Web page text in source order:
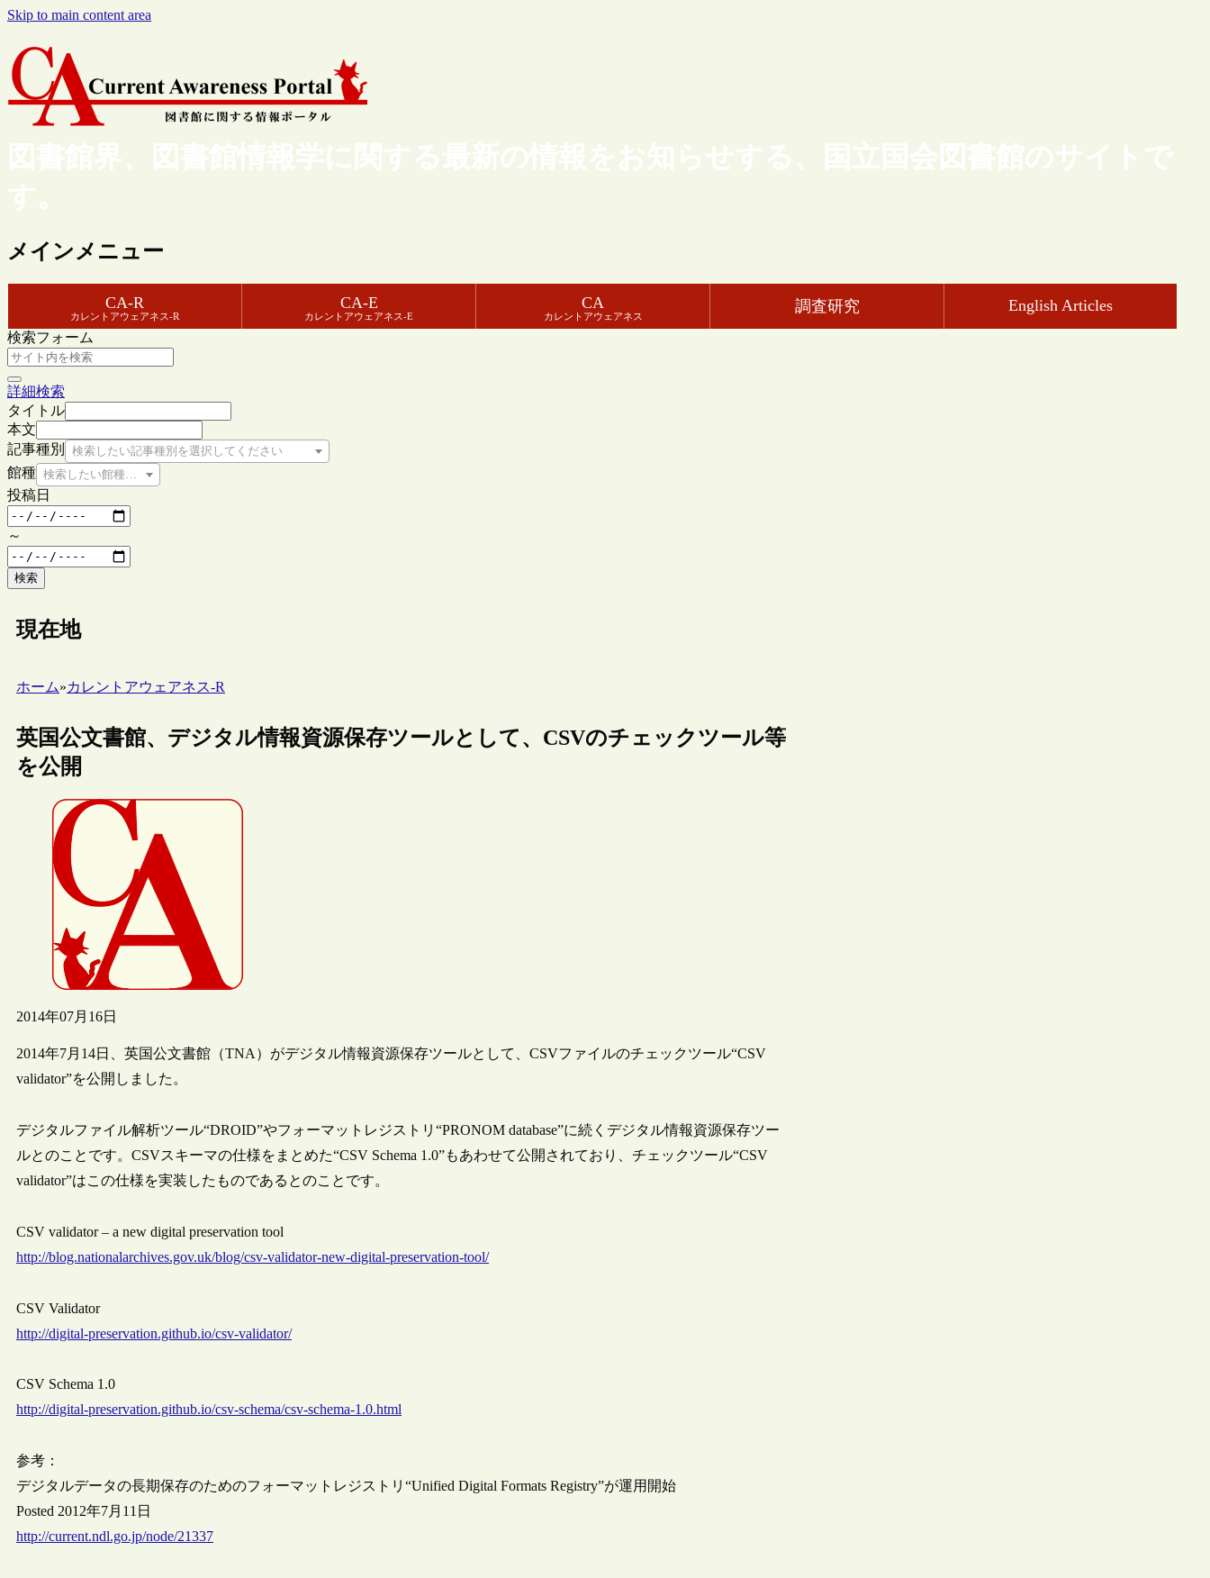
Skip to main content area
図書館界、図書館情報学に関する最新の情報をお知らせする、国立国会図書館のサイトで
す。
メインメニュー
CA-R
カレントアウェアネス-R
CA-E
カレントアウェアネス-E
CA
カレントアウェアネス
調査研究 English Articles
検索フォーム
詳細検索
タイトル
本文
記事種別
検索したい記事種別を選択してください
館種 検索したい館種を選択してください
投稿日
～
検索
現在地
ホーム»カレントアウェアネス-R
英国公文書館、デジタル情報資源保存ツールとして、CSVのチェックツール等
を公開
2014年07月16日
2014年7月14日、英国公文書館（TNA）がデジタル情報資源保存ツールとして、CSVファイルのチェックツール“CSV
validator”を公開しました。
デジタルファイル解析ツール“DROID”やフォーマットレジストリ“PRONOM database”に続くデジタル情報資源保存ツー
ルとのことです。CSVスキーマの仕様をまとめた“CSV Schema 1.0”もあわせて公開されており、チェックツール“CSV
validator”はこの仕様を実装したものであるとのことです。
CSV validator – a new digital preservation tool
http://blog.nationalarchives.gov.uk/blog/csv-validator-new-digital-preservation-tool/
CSV Validator
http://digital-preservation.github.io/csv-validator/
CSV Schema 1.0
http://digital-preservation.github.io/csv-schema/csv-schema-1.0.html
参考：
デジタルデータの長期保存のためのフォーマットレジストリ“Unified Digital Formats Registry”が運用開始
Posted 2012年7月11日
http://current.ndl.go.jp/node/21337